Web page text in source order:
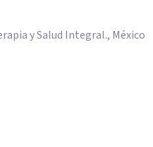
y Salud Integral., México